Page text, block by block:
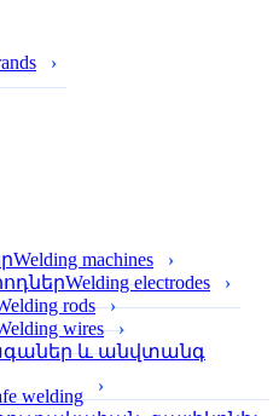
Welding machines
Welding electrodes
rods
wires
welding